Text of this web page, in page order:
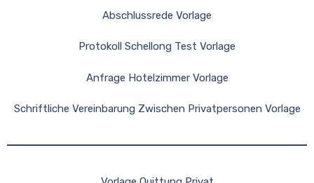
Abschlussrede Vorlage
Protokoll Schellong Test Vorlage
Anfrage Hotelzimmer Vorlage
Schriftliche Vereinbarung Zwischen Privatpersonen Vorlage